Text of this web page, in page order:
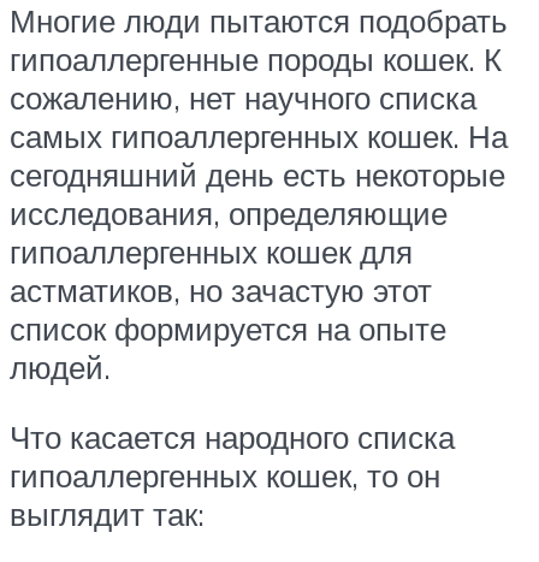
Многие люди пытаются подобрать
гипоаллергенные породы кошек. К
сожалению, нет научного списка
самых гипоаллергенных кошек. На
сегодняшний день есть некоторые
исследования, определяющие
гипоаллергенных кошек для
астматиков, но зачастую этот
список формируется на опыте
людей.
Что касается народного списка
гипоаллергенных кошек, то он
выглядит так: